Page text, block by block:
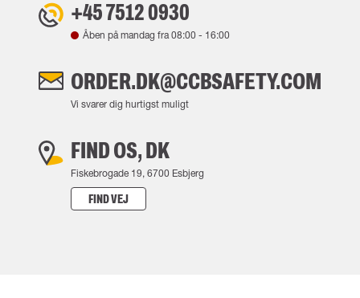
+45 7512 0930
Åben på mandag fra08:00 - 16:00
ORDER.DK@CCBSAFETY.COM
Vi svarer dig hurtigst muligt
FIND OS, DK
Fiskebrogade 19, 6700 Esbjerg
FIND VEJ